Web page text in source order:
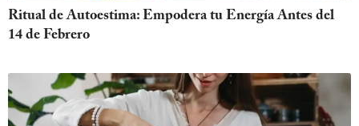
Ritual de Autoestima: Empodera tu Energía Antes del
14 de Febrero